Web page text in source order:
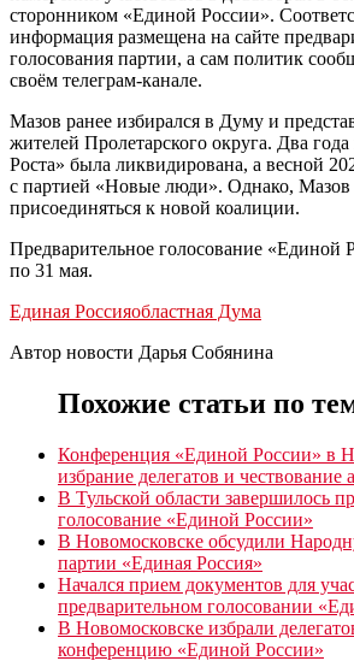
сторонником «Единой России».
информация размещена на сайте
голосования партии, а сам политик
своём телеграм‑канале.
Мазов ранее избирался в Думу и
жителей Пролетарского округа. Два
Роста» была ликвидирована, а весной
с партией «Новые люди». Однако, Мазов
присоединяться к новой коалиции.
Предварительное голосование «Единой
по 31 мая.
Единая Россияобластная Дума
Автор новости Дарья Собянина
Похожие статьи по
Конференция «Единой России» в
избрание делегатов и чествование
В Тульской области завершилось
голосование «Единой России»
В Новомосковске обсудили
партии «Единая Россия»
Начался прием документов для
предварительном голосовании
В Новомосковске избрали
конференцию «Единой России»